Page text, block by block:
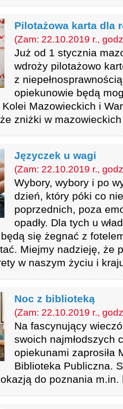
Pilotażowa karta dla
(Zam: 22.10.2019 r.,
Już od 1 stycznia
wdroży pilotażowo
z
opiekunowie będą
Mazowieckich i
zniżki w
Języczek u wagi
(Zam: 22.10.2019 r.,
Wybory, wybory i po
dzień, który póki co
poprzednich, poza
opadły. Dla tych u
się żegnać z
Miejmy nadzieję, że
w naszym życiu i
Noc z biblioteką
(Zam: 22.10.2019 r.,
Na fascynujący
swoich najmłodszych
opiekunami zaprosiła
Biblioteka Publiczna.
okazją do poznania